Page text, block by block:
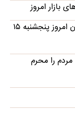
امروز
قیمت گوشی سامسونگ، شیائومی و آیفون امروز پنجشنبه ۱۵
مردم را محرم